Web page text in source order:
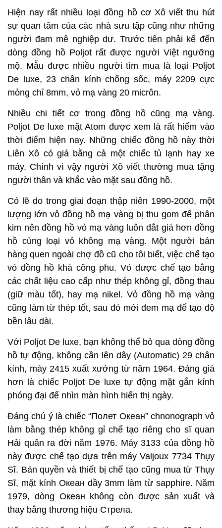
Hiện nay rất nhiều loại đồng hồ cơ Xô viết thu hút
sự quan tâm của các nhà sưu tập cũng như những
người đam mê nghiệp dư. Trước tiên phải kể đến
dòng đồng hồ Poljot rất được người Việt ngưỡng
mộ. Mẫu được nhiều người tìm mua là loại Poljot
De luxe, 23 chân kính chống sốc, máy 2209 cực
mỏng chỉ 8mm, vỏ mạ vàng 20 micrôn.
Nhiều chi tiết cơ trong đồng hồ cũng mạ vàng.
Poljot De luxe mặt Atom được xem là rất hiếm vào
thời điểm hiện nay. Những chiếc đồng hồ này thời
Liên Xô có giá bằng cả một chiếc tủ lạnh hay xe
máy. Chính vì vậy người Xô viết thường mua tặng
người thân và khắc vào mặt sau đồng hồ.
Có lẽ do trong giai đoạn thập niên 1990-2000, một
lượng lớn vỏ đồng hồ mạ vàng bị thu gom để phân
kim nên đồng hồ vỏ mạ vàng luôn đắt giá hơn đồng
hồ cùng loại vỏ không mạ vàng. Một người bán
hàng quen ngoài chợ đồ cũ cho tôi biết, việc chế tạo
vỏ đồng hồ khá công phu. Vỏ được chế tạo bằng
các chất liệu cao cấp như thép không gỉ, đồng thau
(giữ màu tốt), hay mạ nikel. Vỏ đồng hồ mạ vàng
cũng làm từ thép tốt, sau đó mới đem mạ để tạo độ
bền lâu dài.
Với Poljot De luxe, bạn không thể bỏ qua dòng đồng
hồ tự động, không cần lên dây (Automatic) 29 chân
kính, máy 2415 xuất xưởng từ năm 1964. Đáng giá
hơn là chiếc Poljot De luxe tự động mặt gắn kính
phóng đại để nhìn màn hình hiển thị ngày.
Đáng chú ý là chiếc “Полет Океан” chnonograph vỏ
làm bằng thép không gỉ chế tạo riêng cho sĩ quan
Hải quân ra đời năm 1976. Máy 3133 của đồng hồ
này được chế tạo dựa trên máy Valjoux 7734 Thụy
Sĩ. Bản quyền và thiết bị chế tạo cũng mua từ Thụy
Sĩ, mặt kính Океан dầy 3mm làm từ sapphire. Năm
1979, dòng Океан không còn được sản xuất và
thay bằng thương hiệu Стрела.